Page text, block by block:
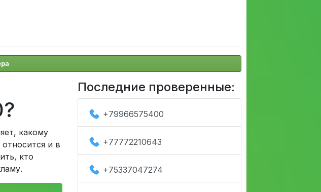
какому
и в
кто
Последние проверенные:
+79966575400
+77772210643
+75337047274